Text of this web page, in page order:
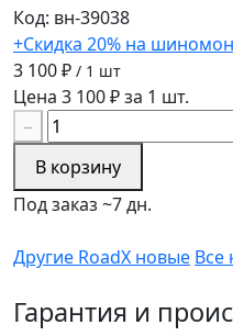
Код: вн-39038
+Скидка 20% на
3 100 ₽ / 1 шт
Цена 3 100 ₽ за 1 шт.
−
В корзину
Под заказ ~7 дн.
Другие RoadX новые Все
Гарантия и